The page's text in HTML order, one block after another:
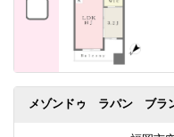
メゾンドゥ ラパン ブラ